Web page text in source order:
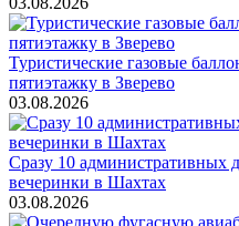
Туристические газовые
пятиэтажку в Зверево
03.08.2026
Сразу 10 административных
вечеринки в Шахтах
03.08.2026